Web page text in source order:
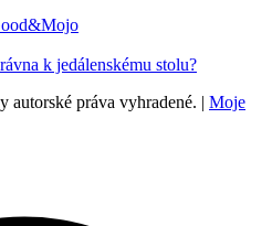
k jedálenskému stolu?
práva vyhradené. | Moje